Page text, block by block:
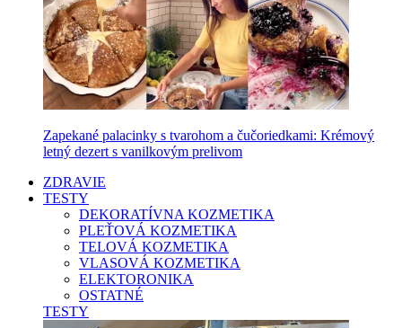
Zapekané palacinky s tvarohom a čučoriedkami: Krémový
letný dezert s vanilkovým prelivom
ZDRAVIE
TESTY
DEKORATÍVNA KOZMETIKA
PLEŤOVÁ KOZMETIKA
TELOVÁ KOZMETIKA
VLASOVÁ KOZMETIKA
ELEKTORONIKA
OSTATNÉ
TESTY